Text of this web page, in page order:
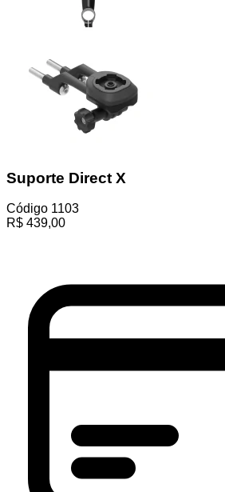
Suporte Direct X
Código 1103
R$ 439,00